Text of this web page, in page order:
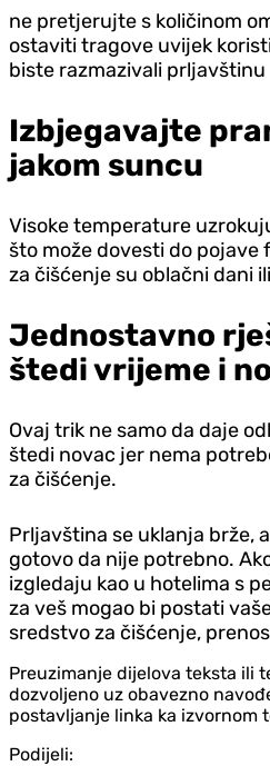
ne pretjerujte s količinom
ostaviti tragove uvijek
biste razmazivali prljavštinu
Izbjegavajte
jakom suncu
Visoke temperature
što može dovesti do pojave
za čišćenje su oblačni dani
Jednostavno
štedi vrijeme i
Ovaj trik ne samo da daje
štedi novac jer nema
za čišćenje.
Prljavština se uklanja brže,
gotovo da nije potrebno.
izgledaju kao u hotelima s
za veš mogao bi postati
sredstvo za čišćenje,
Preuzimanje dijelova teksta ili
dozvoljeno uz obavezno
postavljanje linka ka izvornom
Podijeli: